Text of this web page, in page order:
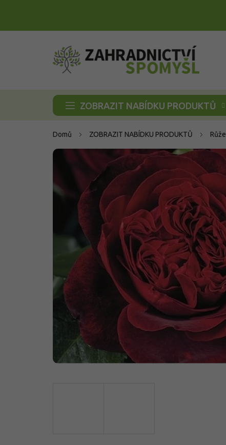
ZOBRAZIT NABÍDKU PRODUKTŮ
Domů ZOBRAZIT NABÍDKU PRODUKTŮ Růže